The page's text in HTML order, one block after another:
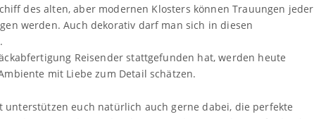
des alten, aber modernen Klosters können Trauungen jeder
werden. Auch dekorativ darf man sich in diesen
Reisender stattgefunden hat, werden heute
mit Liebe zum Detail schätzen.
euch natürlich auch gerne dabei, die perfekte